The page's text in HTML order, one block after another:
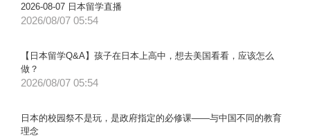
2026-08-07 日本留学直播
2026/08/07 05:54
【日本留学Q&A】孩子在日本上高中，想去美国看看，应该怎么
做？
2026/08/07 05:54
日本的校园祭不是玩，是政府指定的必修课——与中国不同的教育
理念